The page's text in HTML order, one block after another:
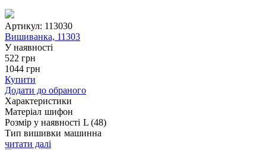
Артикул: 113030
Вишиванка, 11303
У наявності
522 грн
1044 грн
Купити
Додати до обраного
Характеристики
Матеріал шифон
Розмір у наявності L (48)
Тип вишивки машинна
читати далі